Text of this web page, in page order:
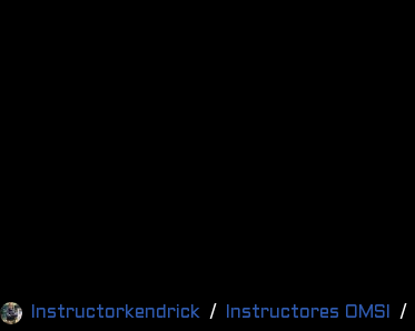
Instructorkendrick Instructores OMSI